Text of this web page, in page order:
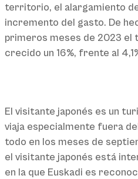
territorio, el alargamiento
incremento del gasto. De
primeros meses de 2023 el
crecido un 16%, frente al
El visitante japonés es un
viaja especialmente fuera
todo en los meses de
el visitante japonés está
en la que Euskadi es